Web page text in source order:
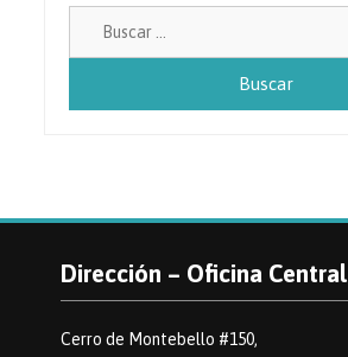
Dirección – Oficina Central
Cerro de Montebello #150,